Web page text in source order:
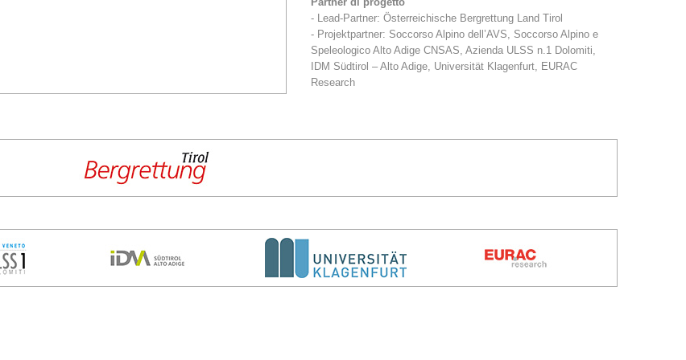
- Lead-Partner: Österreichische Bergrettung Land Tirol
- Projektpartner: Soccorso Alpino dell’AVS, Soccorso Alpino e
Speleologico Alto Adige CNSAS, Azienda ULSS n.1 Dolomiti,
IDM Südtirol – Alto Adige, Universität Klagenfurt, EURAC
Research